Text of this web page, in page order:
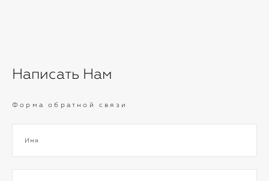
Написать Нам
Форма обратной связи
Имя